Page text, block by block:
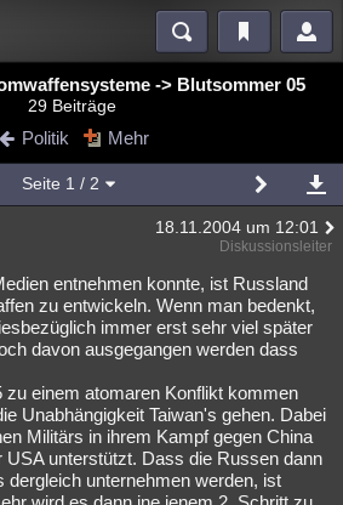
Blogs
Mystery Kriminalfälle
Technologie Ufologie
Unterhaltung
Orte Esoterik Literatur
Gruppen Gaming Filme
Allmystery English
-> Blutsommer 05
29 Beiträge
Politik Mehr
Seite 1 / 2
18.11.2004 um 12:01
Diskussionsleiter
entnehmen konnte, ist Russland
zu entwickeln. Wenn man bedenkt,
immer erst sehr viel später
davon ausgegangen werden dass
einem atomaren Konflikt kommen
Unabhängigkeit Taiwan's gehen. Dabei
Militärs in ihrem Kampf gegen China
USA unterstützt. Dass die Russen dann
dergleich unternehmen werden, ist